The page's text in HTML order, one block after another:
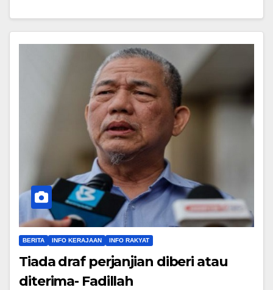
BERITA INFO KERAJAAN INFO RAKYAT
Tiada draf perjanjian diberi atau
diterima- Fadillah